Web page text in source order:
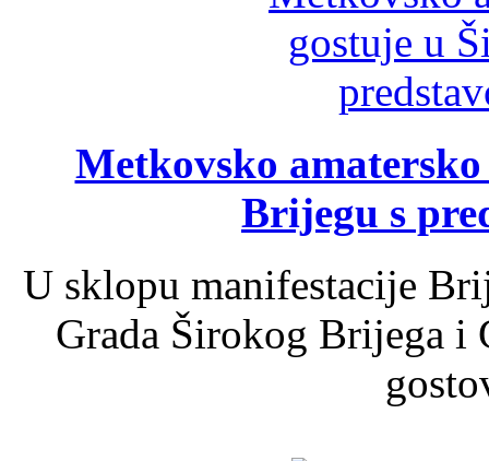
Metkovsko
Brijegu s
U sklopu manifestacije
Grada Širokog Brijega